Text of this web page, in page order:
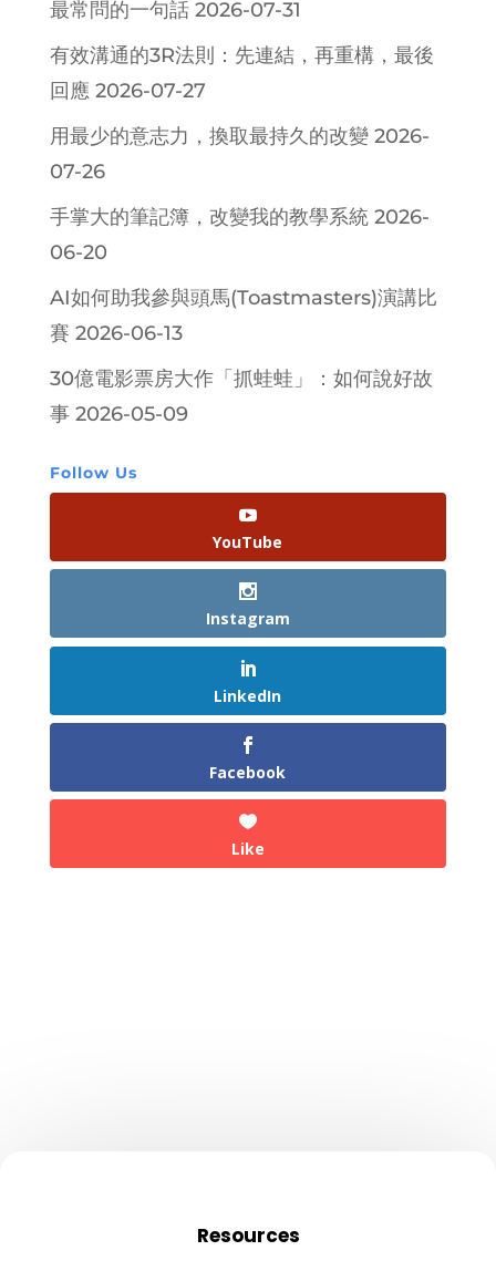
最常問的一句話 2026-07-31
有效溝通的3R法則：先連結，再重構，最後
回應 2026-07-27
用最少的意志力，換取最持久的改變 2026-
07-26
手掌大的筆記簿，改變我的教學系統 2026-
06-20
AI如何助我參與頭馬(Toastmasters)演講比
賽 2026-06-13
30億電影票房大作「抓蛙蛙」：如何說好故
事 2026-05-09
Follow Us
YouTube
Instagram
LinkedIn
Facebook
Like
Resources